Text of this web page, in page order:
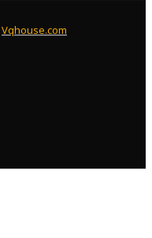
Vqhouse.com